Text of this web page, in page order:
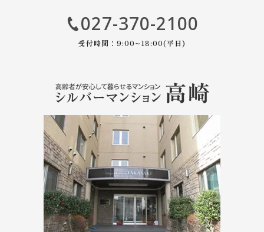
027-370-2100
受付時間：9:00~18:00(平日)